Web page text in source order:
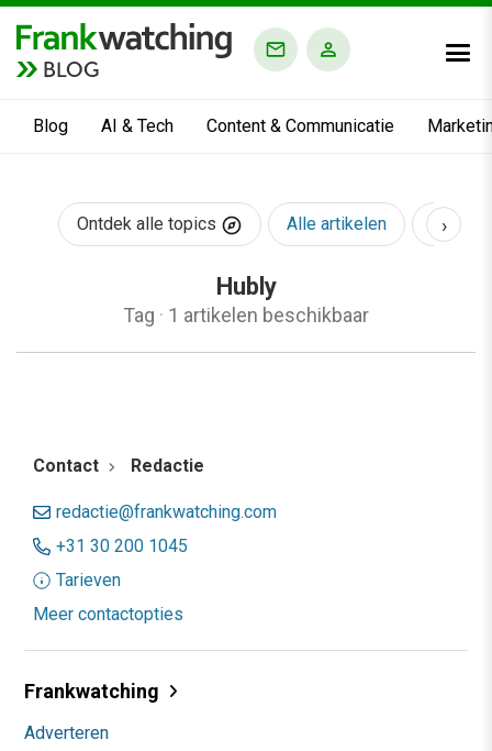
BLOG
Blog AI & Tech Content & Communicatie
Ontdek alle topics Alle artikelen AI &
›
Hubly
Tag · 1 artikelen beschikbaar
Contact Redactie
redactie@frankwatching.com
+31 30 200 1045
Tarieven
Meer contactopties
Frankwatching
Adverteren